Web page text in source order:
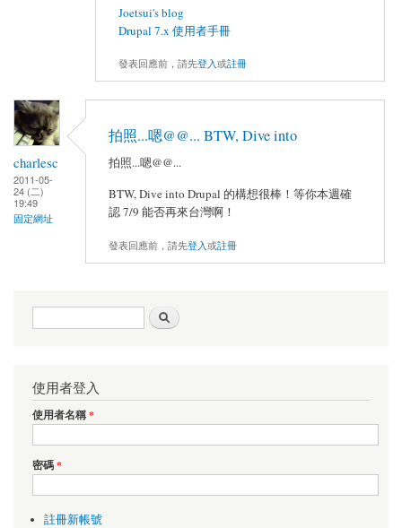
Joetsui's blog
Drupal 7.x 使用者手冊
發表回應前，請先登入或註冊
charlesc
2011-05-
24 (二)
19:49
固定網址
拍照...嗯@@... BTW, Dive into
拍照...嗯@@...
BTW, Dive into Drupal 的構想很棒！等你本週確
認 7/9 能否再來台灣啊！
發表回應前，請先登入或註冊
搜尋表單
使用者登入
使用者名稱*
密碼*
註冊新帳號